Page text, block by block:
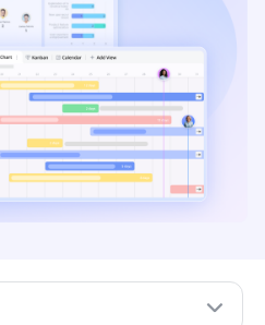
projeto online?
mudando para o